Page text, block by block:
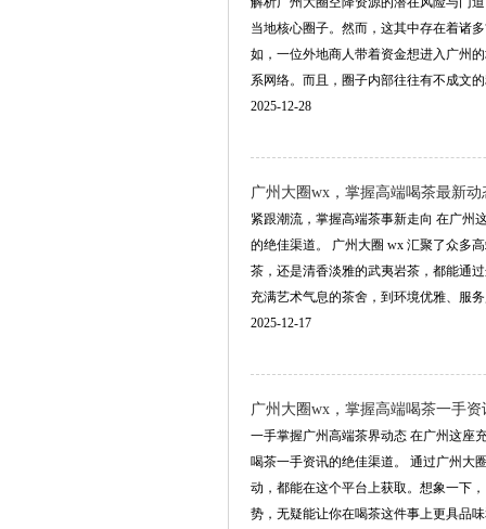
当地核心圈子。然而，这其中存在着诸
如，一位外地商人带着资金想进入广州
系网络。而且，圈子内部往往有不成文
2025-12-28
广州大圈wx，掌握高端喝茶最新动
紧跟潮流，掌握高端茶事新走向 在广州
的绝佳渠道。 广州大圈 wx 汇聚了众多
茶，还是清香淡雅的武夷岩茶，都能通
充满艺术气息的茶舍，到环境优雅、服
2025-12-17
广州大圈wx，掌握高端喝茶一手资
一手掌握广州高端茶界动态 在广州这座
喝茶一手资讯的绝佳渠道。 通过广州大
动，都能在这个平台上获取。想象一下
势，无疑能让你在喝茶这件事上更具品